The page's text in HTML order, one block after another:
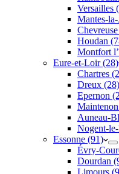
Versailles
Mantes-
Houdan
Montfort
Eure-et-Loir (28)
Chartres
Dreux (28)
Epernon
Auneau-
Nogent-
Essonne (91)
Évry-
Dourdan
Limours